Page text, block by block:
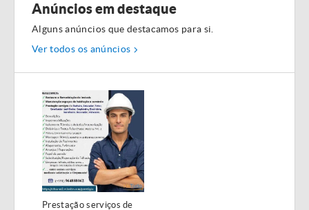
Anúncios em destaque
Alguns anúncios que destacamos para si.
Ver todos os anúncios
Prestação serviços de